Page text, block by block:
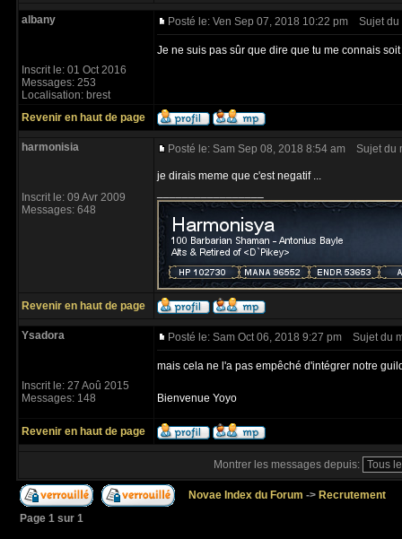
albany
Inscrit le: 01 Oct 2016
Messages: 253
Localisation: brest
Posté le: Ven Sep 07, 2018 10:22 pm Sujet du
Je ne suis pas sûr que dire que tu me connais
Revenir en haut de page
harmonisia
Inscrit le: 09 Avr 2009
Messages: 648
Posté le: Sam Sep 08, 2018 8:54 am Sujet du
je dirais meme que c'est negatif ...
Revenir en haut de page
Ysadora
Inscrit le: 27 Aoû 2015
Messages: 148
Posté le: Sam Oct 06, 2018 9:27 pm Sujet du
mais cela ne l'a pas empêché d'intégrer notre
Bienvenue Yoyo
Revenir en haut de page
Montrer les messages depuis:
Novae Index du Forum -> Recrutement
Page 1 sur 1